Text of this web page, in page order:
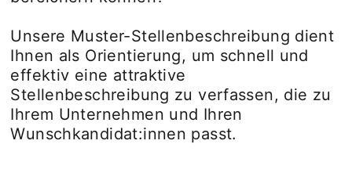
Unsere Muster-Stellenbeschreibung dient
Ihnen als Orientierung, um schnell und
effektiv eine attraktive
Stellenbeschreibung zu verfassen, die zu
Ihrem Unternehmen und Ihren
Wunschkandidat:innen passt.